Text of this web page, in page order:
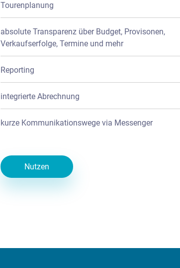
Tourenplanung
absolute Transparenz über Budget, Provisonen,
Verkaufserfolge, Termine und mehr
Reporting
integrierte Abrechnung
kurze Kommunikationswege via Messenger
Nutzen